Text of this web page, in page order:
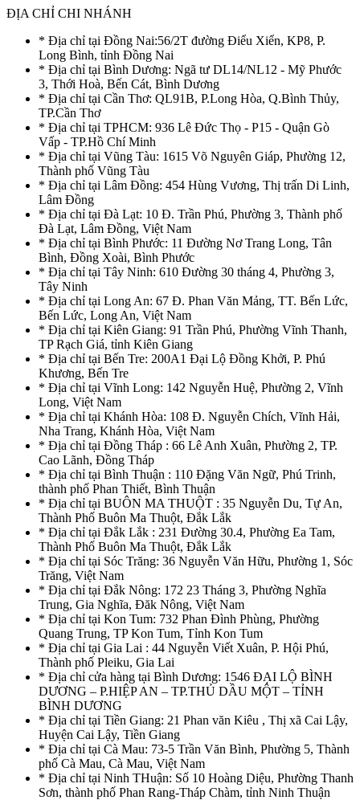
ĐỊA CHỈ CHI NHÁNH
* Địa chỉ tại Đồng Nai:56/2T đường Điểu Xiển, KP8, P.
Long Bình, tỉnh Đồng Nai
* Địa chỉ tại Bình Dương: Ngã tư DL14/NL12 - Mỹ Phước
3, Thới Hoà, Bến Cát, Bình Dương
* Địa chỉ tại Cần Thơ: QL91B, P.Long Hòa, Q.Bình Thủy,
TP.Cần Thơ
* Địa chỉ tại TPHCM: 936 Lê Đức Thọ - P15 - Quận Gò
Vấp - TP.Hồ Chí Minh
* Địa chỉ tại Vũng Tàu: 1615 Võ Nguyên Giáp, Phường 12,
Thành phố Vũng Tàu
* Địa chỉ tại Lâm Đồng: 454 Hùng Vương, Thị trấn Di Linh,
Lâm Đồng
* Địa chỉ tại Đà Lạt: 10 Đ. Trần Phú, Phường 3, Thành phố
Đà Lạt, Lâm Đồng, Việt Nam
* Địa chỉ tại Bình Phước: 11 Đường Nơ Trang Long, Tân
Bình, Đồng Xoài, Bình Phước
* Địa chỉ tại Tây Ninh: 610 Đường 30 tháng 4, Phường 3,
Tây Ninh
* Địa chỉ tại Long An: 67 Đ. Phan Văn Mảng, TT. Bến Lức,
Bến Lức, Long An, Việt Nam
* Địa chỉ tại Kiên Giang: 91 Trần Phú, Phường Vĩnh Thanh,
TP Rạch Giá, tỉnh Kiên Giang
* Địa chỉ tại Bến Tre: 200A1 Đại Lộ Đồng Khởi, P. Phú
Khương, Bến Tre
* Địa chỉ tại Vĩnh Long: 142 Nguyễn Huệ, Phường 2, Vĩnh
Long, Việt Nam
* Địa chỉ tại Khánh Hòa: 108 Đ. Nguyễn Chích, Vĩnh Hải,
Nha Trang, Khánh Hòa, Việt Nam
* Địa chỉ tại Đồng Tháp : 66 Lê Anh Xuân, Phường 2, TP.
Cao Lãnh, Đồng Tháp
* Địa chỉ tại Bình Thuận : 110 Đặng Văn Ngữ, Phú Trinh,
thành phố Phan Thiết, Bình Thuận
* Địa chỉ tại BUÔN MA THUỘT : 35 Nguyễn Du, Tự An,
Thành Phố Buôn Ma Thuột, Đắk Lắk
* Địa chỉ tại Đắk Lắk : 231 Đường 30.4, Phường Ea Tam,
Thành Phố Buôn Ma Thuột, Đắk Lắk
* Địa chỉ tại Sóc Trăng: 36 Nguyễn Văn Hữu, Phường 1, Sóc
Trăng, Việt Nam
* Địa chỉ tại Đắk Nông: 172 23 Tháng 3, Phường Nghĩa
Trung, Gia Nghĩa, Đăk Nông, Việt Nam
* Địa chỉ tại Kon Tum: 732 Phan Đình Phùng, Phường
Quang Trung, TP Kon Tum, Tỉnh Kon Tum
* Địa chỉ tại Gia Lai : 44 Nguyễn Viết Xuân, P. Hội Phú,
Thành phố Pleiku, Gia Lai
* Địa chỉ cửa hàng tại Bình Dương: 1546 ĐẠI LỘ BÌNH
DƯƠNG – P.HIỆP AN – TP.THỦ DẦU MỘT – TỈNH
BÌNH DƯƠNG
* Địa chỉ tại Tiền Giang: 21 Phan văn Kiêu , Thị xã Cai Lậy,
Huyện Cai Lậy, Tiền Giang
* Địa chỉ tại Cà Mau: 73-5 Trần Văn Bình, Phường 5, Thành
phố Cà Mau, Cà Mau, Việt Nam
* Địa chỉ tại Ninh THuận: Số 10 Hoàng Diệu, Phường Thanh
Sơn, thành phố Phan Rang-Tháp Chàm, tỉnh Ninh Thuận